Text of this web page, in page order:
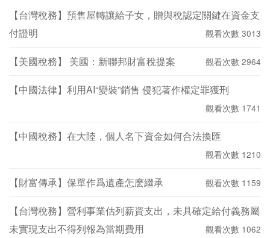
【台灣稅務】預售屋轉讓給子女，贈與稅認定關鍵在資金支
付證明
觀看次數 3013
【美國稅務】 美國：新聯邦財富稅提案 觀看次數 2964
【中國法律】利用AI“變裝”銷售 侵犯著作權定罪獲刑
觀看次數 1741
【中國稅務】在大陸，個人名下資金如何合法換匯
觀看次數 1210
【財富傳承】保單作爲遺產怎麽繼承 觀看次數 1159
【台灣稅務】營利事業估列薪資支出，未具確定給付義務屬
未實現支出不得列報為當期費用
觀看次數 1062